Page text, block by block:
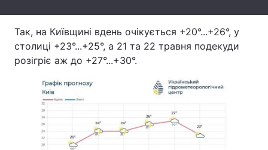
Тема оформлення
Так, на Київщині вдень очікується +20°...+26°, у
столиці +23°...+25°, а 21 та 22 травня подекуди
розігріє аж до +27°...+30°.